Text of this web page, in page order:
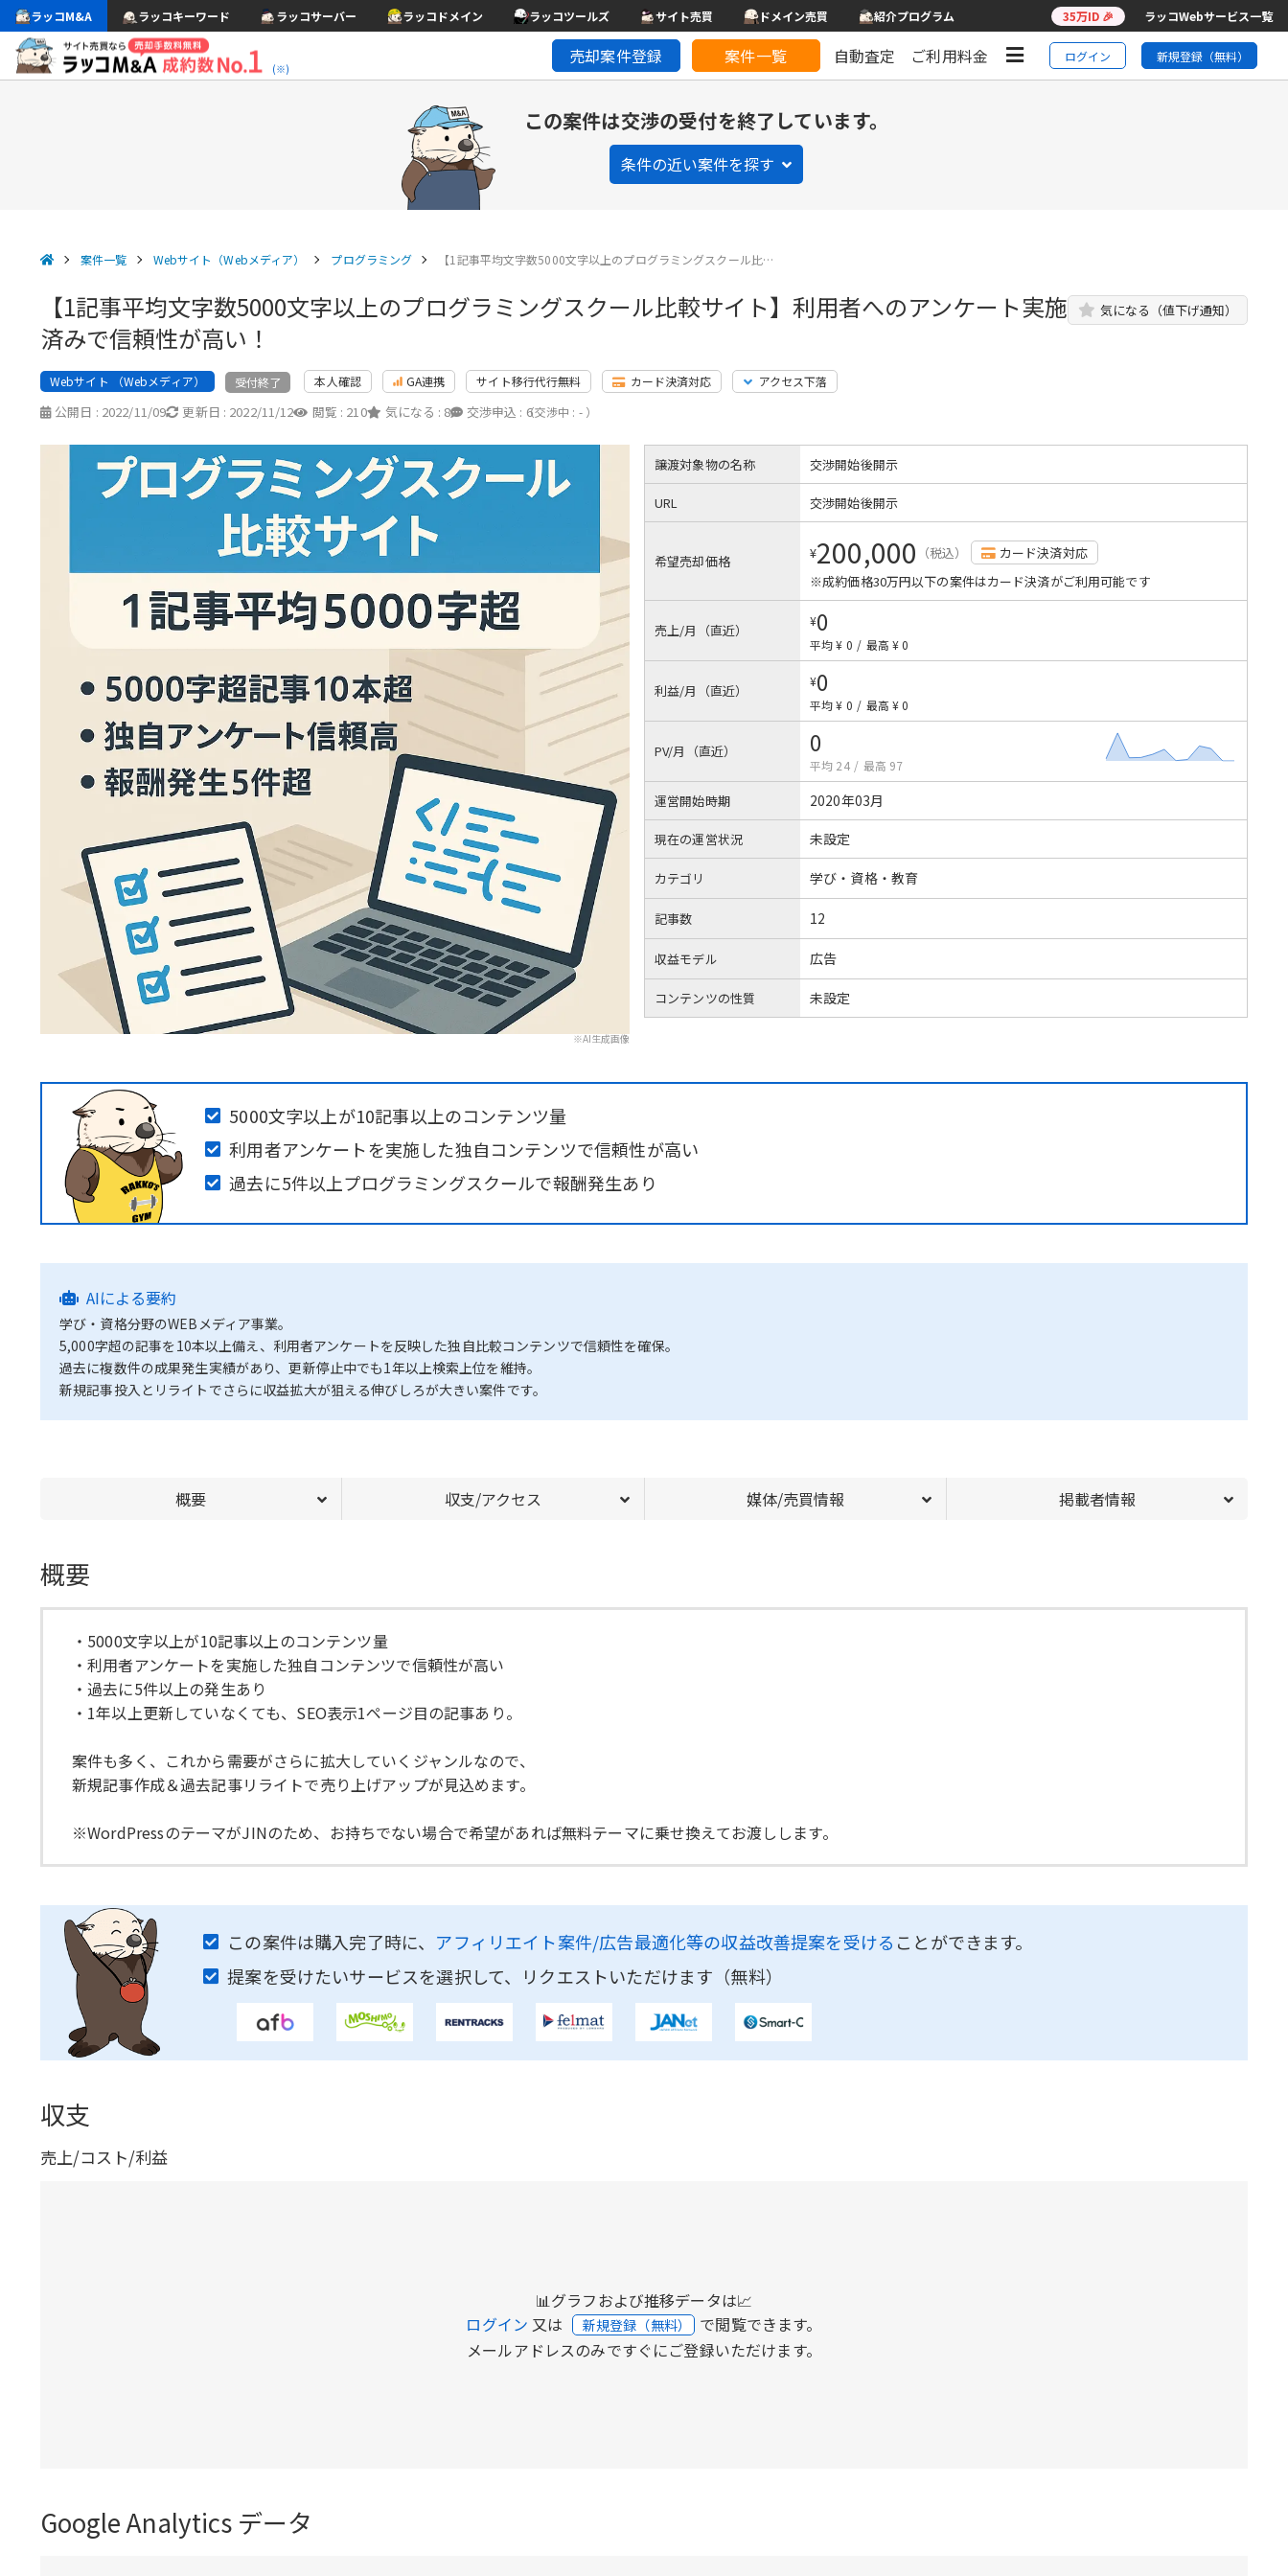
ラッコM&A ラッコキーワード ラッコサーバー ラッコドメイン ラッコツールズ サイト売買 ドメイン売買 紹介プログラム 35万ID 🎉 ラッコWebサービス一覧
(※)
売却案件登録 案件一覧 自動査定 ご利用料金 ログイン 新規登録（無料）
この案件は交渉の受付を終了しています。
条件の近い案件を探す
案件一覧 Webサイト（Webメディア） プログラミング 【1記事平均文字数5000文字以上のプログラミングスクール比…
【1記事平均文字数5000文字以上のプログラミングスクール比較サイト】利用者へのアンケート実施
済みで信頼性が高い！
気になる（値下げ通知）
Webサイト （Webメディア） 受付終了 本人確認 GA連携 サイト移行代行無料 カード決済対応 アクセス下落
公開日 : 2022/11/09 更新日 : 2022/11/12 閲覧 : 210 気になる : 8 交渉申込 : 6
（交渉中 : - ）
※AI生成画像
譲渡対象物の名称 交渉開始後開示
URL 交渉開始後開示
希望売却価格 ¥200,000 （税込）
カード決済対応
※成約価格30万円以下の案件はカード決済がご利用可能です
売上/月（直近）
¥0
平均 ¥ 0 / 最高 ¥ 0
利益/月（直近）
¥0
平均 ¥ 0 / 最高 ¥ 0
PV/月（直近） 0
平均 24 / 最高 97
運営開始時期 2020年03月
現在の運営状況 未設定
カテゴリ 学び・資格・教育
記事数 12
収益モデル 広告
コンテンツの性質 未設定
5000文字以上が10記事以上のコンテンツ量
利用者アンケートを実施した独自コンテンツで信頼性が高い
過去に5件以上プログラミングスクールで報酬発生あり
AIによる要約
学び・資格分野のWEBメディア事業。
5,000字超の記事を10本以上備え、利用者アンケートを反映した独自比較コンテンツで信頼性を確保。
過去に複数件の成果発生実績があり、更新停止中でも1年以上検索上位を維持。
新規記事投入とリライトでさらに収益拡大が狙える伸びしろが大きい案件です。
概要 収支/アクセス 媒体/売買情報 掲載者情報
概要
・5000文字以上が10記事以上のコンテンツ量
・利用者アンケートを実施した独自コンテンツで信頼性が高い
・過去に5件以上の発生あり
・1年以上更新していなくても、SEO表示1ページ目の記事あり。
案件も多く、これから需要がさらに拡大していくジャンルなので、
新規記事作成＆過去記事リライトで売り上げアップが見込めます。
※WordPressのテーマがJINのため、お持ちでない場合で希望があれば無料テーマに乗せ換えてお渡しします。
この案件は購入完了時に、 アフィリエイト案件/広告最適化等の収益改善提案を受ける ことができます。
提案を受けたいサービスを選択して、リクエストいただけます（無料）
収支
売上/コスト/利益
📊グラフおよび推移データは📈
ログイン 又は 新規登録（無料） で閲覧できます。
メールアドレスのみですぐにご登録いただけます。
Google Analytics データ